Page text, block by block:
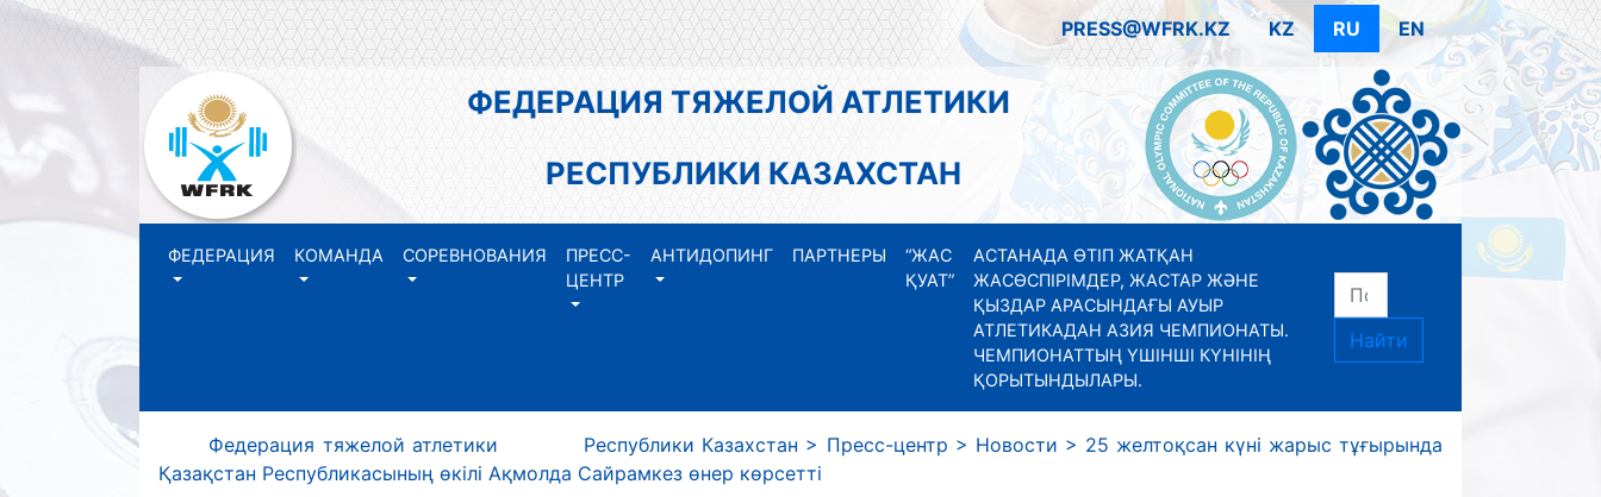
PRESS@WFRK.KZ KZ RU EN
ФЕДЕРАЦИЯ ТЯЖЕЛОЙ АТЛЕТИКИ
РЕСПУБЛИКИ КАЗАХСТАН
ФЕДЕРАЦИЯ КОМАНДА СОРЕВНОВАНИЯ
ПРЕСС-
ЦЕНТР
АНТИДОПИНГ ПАРТНЕРЫ
“ЖАС
ҚУАТ”
АСТАНАДА ӨТІП ЖАТҚАН
ЖАСӨСПІРІМДЕР, ЖАСТАР ЖӘНЕ
ҚЫЗДАР АРАСЫНДАҒЫ АУЫР
АТЛЕТИКАДАН АЗИЯ ЧЕМПИОНАТЫ.
ЧЕМПИОНАТТЫҢ ҮШІНШІ КҮНІНІҢ
ҚОРЫТЫНДЫЛАРЫ.
Найти
Федерация тяжелой атлетики Республики Казахстан > Пресс-центр > Новости > 25 желтоқсан күні жарыс тұғырында
Қазақстан Республикасының өкілі Ақмолда Сайрамкез өнер көрсетті